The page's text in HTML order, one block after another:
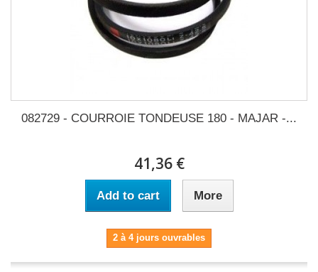
082729 - COURROIE TONDEUSE 180 - MAJAR -...
41,36 €
Add to cart More
2 à 4 jours ouvrables